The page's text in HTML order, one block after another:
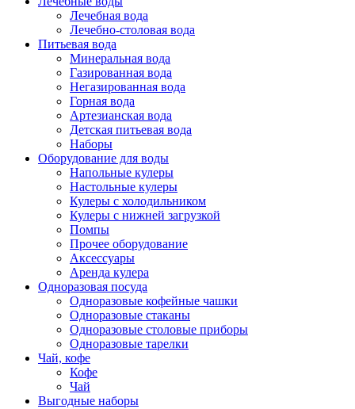
Лечебная вода
Лечебно-столовая вода
Питьевая вода
Минеральная вода
Газированная вода
Негазированная вода
Горная вода
Артезианская вода
Детская питьевая вода
Наборы
Оборудование для воды
Напольные кулеры
Настольные кулеры
Кулеры с холодильником
Кулеры с нижней загрузкой
Помпы
Прочее оборудование
Аксессуары
Аренда кулера
Одноразовая посуда
Одноразовые кофейные чашки
Одноразовые стаканы
Одноразовые столовые приборы
Одноразовые тарелки
Чай, кофе
Кофе
Чай
Выгодные наборы